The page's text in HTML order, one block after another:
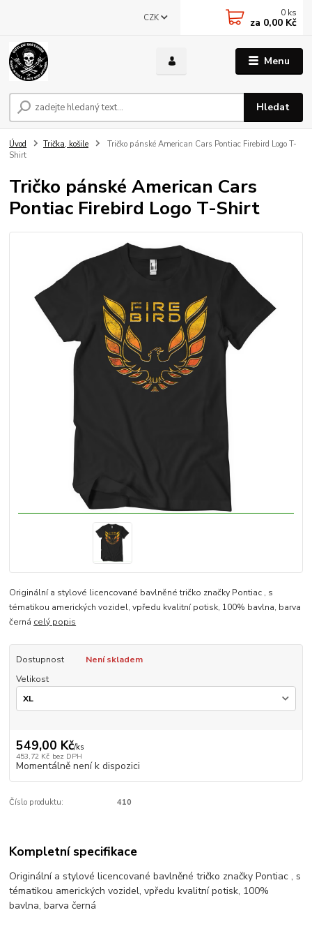
Menu
CZK
Hledat
0 ks
za 0,00 Kč
Úvod Trička, košile
Tričko pánské American Cars Pontiac Firebird Logo T-
Shirt
Tričko pánské American Cars
Pontiac Firebird Logo T-Shirt
Originální a stylové licencované bavlněné tričko značky Pontiac , s
tématikou amerických vozidel, vpředu kvalitní potisk, 100% bavlna, barva
černá celý popis
Dostupnost
Není skladem
Velikost
549,00 Kč/ks
453,72 Kč bez DPH
Momentálně není k dispozici
Číslo produktu: 410
Kompletní specifikace
Originální a stylové licencované bavlněné tričko značky Pontiac , s
tématikou amerických vozidel, vpředu kvalitní potisk, 100%
bavlna, barva černá